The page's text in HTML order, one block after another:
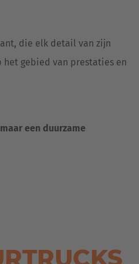
die elk detail van zijn
gebied van prestaties en
een duurzame